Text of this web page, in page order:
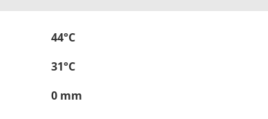
44°C
31°C
0 mm